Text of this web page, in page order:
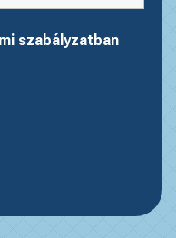
szabályzatban